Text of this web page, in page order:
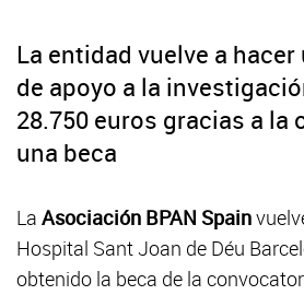
La entidad vuelve a
de apoyo a la
28.750 euros gracias a la
una beca
La Asociación BPAN Spain
Hospital Sant Joan de Déu
obtenido la beca de la